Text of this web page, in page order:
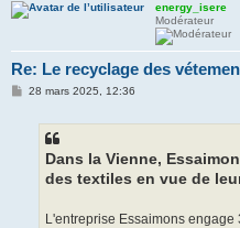
energy_isere
Modérateur
Re: Le recyclage des
M28 mars 2025, 12:36
Dans la Vienne,
des textiles en vue de
L'entreprise Essaimons